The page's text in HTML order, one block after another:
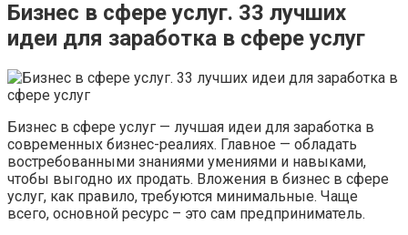
Бизнес в сфере услуг. 33 лучших
идеи для заработка в сфере услуг
Бизнес в сфере услуг — лучшая идеи для заработка в
современных бизнес-реалиях. Главное — обладать
востребованными знаниями умениями и навыками,
чтобы выгодно их продать. Вложения в бизнес в сфере
услуг, как правило, требуются минимальные. Чаще
всего, основной ресурс – это сам предприниматель.